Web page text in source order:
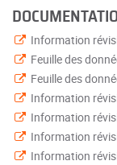
Information
Feuille des
Feuille des
Information
Information
Information
Information